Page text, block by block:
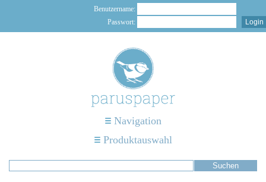
Benutzername:
Passwort:
Navigation
Produktauswahl